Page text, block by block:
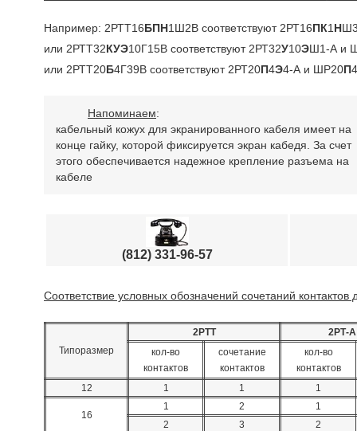
Например: 2РТТ16БПН1Ш2В соответствуют 2РТ16ПК1Н
или 2РТТ32КУЭ10Г15В соответствуют 2РТ32У10ЭШ1-А и
или 2РТТ20Б4Г39В соответствуют 2РТ20П4Э4-А и ШР20П4
Напоминаем:
кабельный кожух для экранированного кабеля имеет на
конце гайку, которой фиксируется экран кабедя. За счет
этого обеспечивается надежное крепление разъема на
кабеле
(812) 331-96-57
Соответствие условных обозначений сочетаний
Типоразмер
2РТТ
кол-во
контактов
сочетание
контактов
кол-во
контактов
12
1 1 1
16
1 2
1
2
3 2